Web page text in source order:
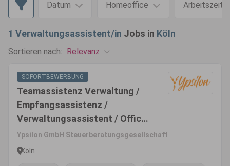
Datum Homeoffice Arbeitszeit
1 Verwaltungsassistent/in Jobs in Köln
Sortieren nach: Relevanz
SOFORTBEWERBUNG
Teamassistenz Verwaltung /
Empfangsassistenz /
Verwaltungsassistent / Office-
Manager (m/w/d)
Ypsilon GmbH Steuerberatungsgesellschaft
Köln